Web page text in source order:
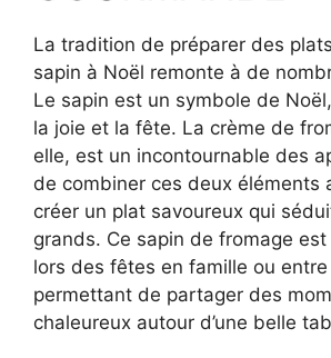
La tradition de préparer des
sapin à Noël remonte à de
Le sapin est un symbole de
la joie et la fête. La crème de
elle, est un incontournable des
de combiner ces deux éléments
créer un plat savoureux qui
grands. Ce sapin de fromage
lors des fêtes en famille ou entre
permettant de partager des
chaleureux autour d’une belle